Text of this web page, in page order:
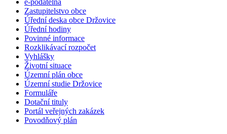
Zastupitelstvo obce
Úřední deska obce Držovice
Úřední hodiny
Povinné informace
Rozklikávací rozpočet
Vyhlášky
Životní situace
Územní plán obce
Územní studie Držovice
Formuláře
Dotační tituly
Portál veřejných zakázek
Povodňový plán